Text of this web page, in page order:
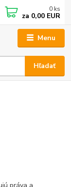
Menu
Hľadať
0 ks
za 0,00 EUR